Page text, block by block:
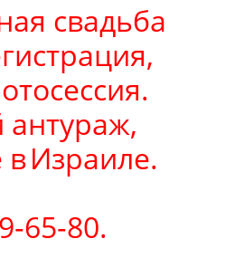
свадьба
Израиле.